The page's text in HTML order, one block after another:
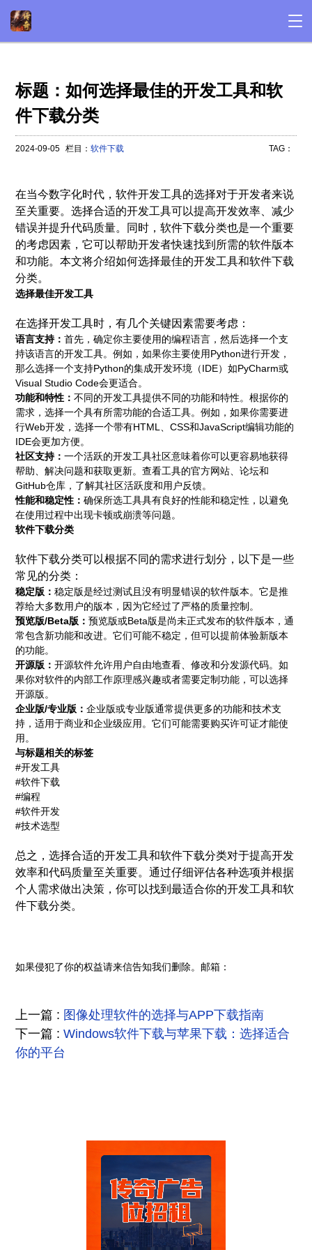
标题：如何选择最佳的开发工具和软
件下载分类
2024-09-05 栏目：软件下载 TAG：
在当今数字化时代，软件开发工具的选择对于开发者来说
至关重要。选择合适的开发工具可以提高开发效率、减少
错误并提升代码质量。同时，软件下载分类也是一个重要
的考虑因素，它可以帮助开发者快速找到所需的软件版本
和功能。本文将介绍如何选择最佳的开发工具和软件下载
分类。
选择最佳开发工具
在选择开发工具时，有几个关键因素需要考虑：
语言支持：首先，确定你主要使用的编程语言，然后选择一个支
持该语言的开发工具。例如，如果你主要使用Python进行开发，
那么选择一个支持Python的集成开发环境（IDE）如PyCharm或
Visual Studio Code会更适合。
功能和特性：不同的开发工具提供不同的功能和特性。根据你的
需求，选择一个具有所需功能的合适工具。例如，如果你需要进
行Web开发，选择一个带有HTML、CSS和JavaScript编辑功能的
IDE会更加方便。
社区支持：一个活跃的开发工具社区意味着你可以更容易地获得
帮助、解决问题和获取更新。查看工具的官方网站、论坛和
GitHub仓库，了解其社区活跃度和用户反馈。
性能和稳定性：确保所选工具具有良好的性能和稳定性，以避免
在使用过程中出现卡顿或崩溃等问题。
软件下载分类
软件下载分类可以根据不同的需求进行划分，以下是一些
常见的分类：
稳定版：稳定版是经过测试且没有明显错误的软件版本。它是推
荐给大多数用户的版本，因为它经过了严格的质量控制。
预览版/Beta版：预览版或Beta版是尚未正式发布的软件版本，通
常包含新功能和改进。它们可能不稳定，但可以提前体验新版本
的功能。
开源版：开源软件允许用户自由地查看、修改和分发源代码。如
果你对软件的内部工作原理感兴趣或者需要定制功能，可以选择
开源版。
企业版/专业版：企业版或专业版通常提供更多的功能和技术支
持，适用于商业和企业级应用。它们可能需要购买许可证才能使
用。
与标题相关的标签
#开发工具
#软件下载
#编程
#软件开发
#技术选型
总之，选择合适的开发工具和软件下载分类对于提高开发
效率和代码质量至关重要。通过仔细评估各种选项并根据
个人需求做出决策，你可以找到最适合你的开发工具和软
件下载分类。
如果侵犯了你的权益请来信告知我们删除。邮箱：
上一篇 : 图像处理软件的选择与APP下载指南
下一篇 :Windows软件下载与苹果下载：选择适合
你的平台